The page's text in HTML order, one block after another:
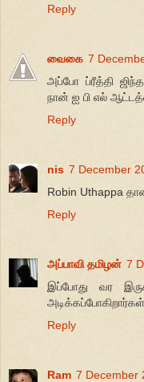
Reply
வைகை 7
அப்போ ப்ரீத்தி
நான் ஐ பி எல்
Reply
nis 7 December
Robin Uthappa
Reply
அப்பாவி தமிழன் 7
இப்போது வர
அடிக்கப்போகிறார்கள்
Reply
Ram 7 December